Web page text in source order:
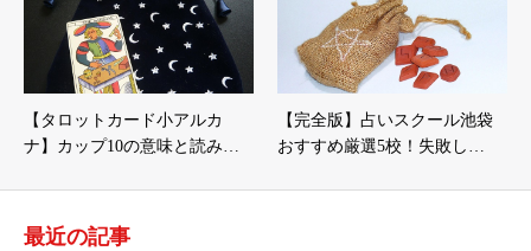
【タロットカード小アルカ
ナ】カップ10の意味と読み…
【完全版】占いスクール池袋
おすすめ厳選5校！失敗し…
最近の記事